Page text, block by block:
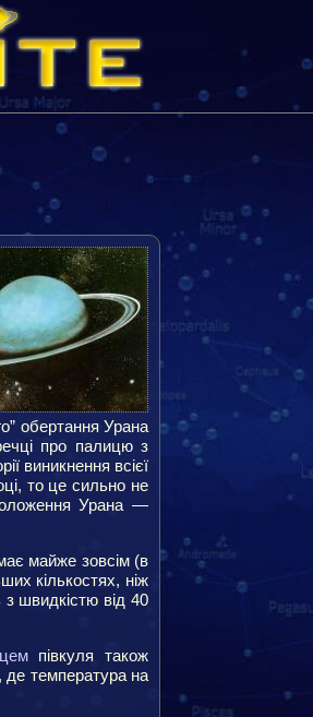
обертання Урана
про палицю з
виникнення всієї
то це сильно не
Урана —
майже зовсім (в
кількостях, ніж
з швидкістю від 40
півкуля також
де температура на